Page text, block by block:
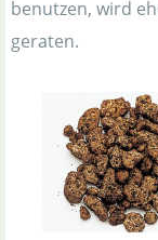
benutzen, wird
geraten.